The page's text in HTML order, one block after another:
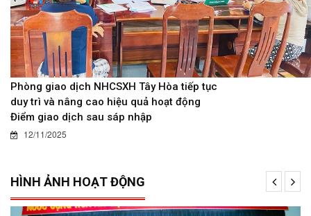
Phòng giao dịch NHCSXH Tây Hòa tiếp tục
duy trì và nâng cao hiệu quả hoạt động
Điểm giao dịch sau sáp nhập
12/11/2025
HÌNH ẢNH HOẠT ĐỘNG